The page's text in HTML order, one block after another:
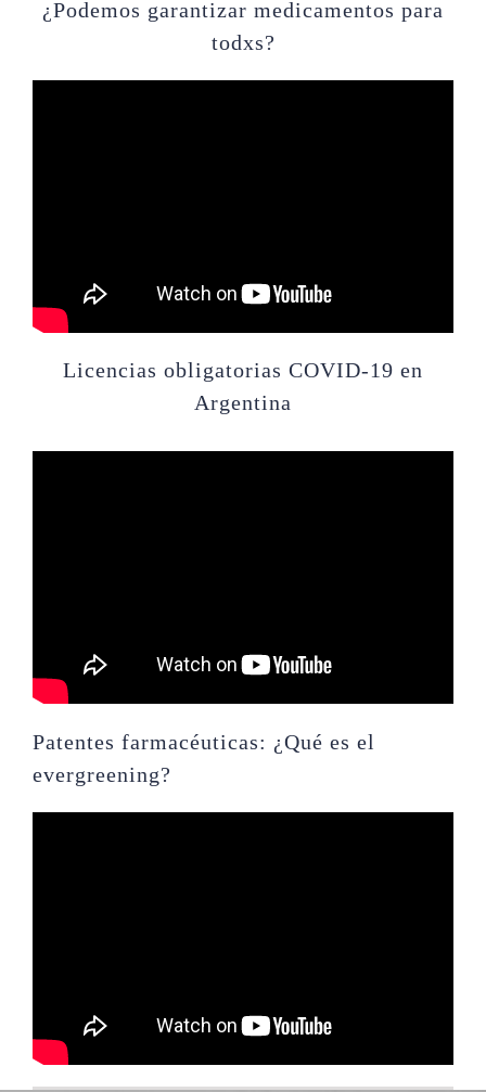
¿Podemos garantizar medicamentos para
todxs?
Licencias obligatorias COVID-19 en
Argentina
Patentes farmacéuticas: ¿Qué es el
evergreening?